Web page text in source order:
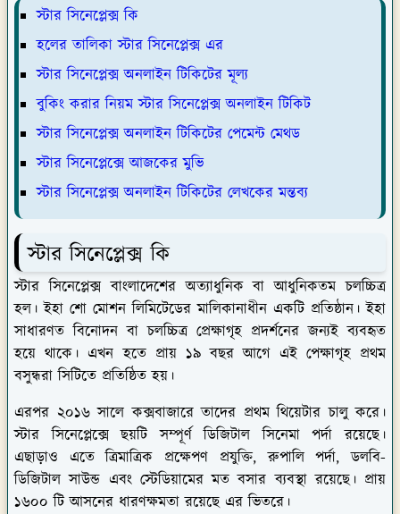
স্টার সিনেপ্লেক্স কি
হলের তালিকা স্টার সিনেপ্লেক্স এর
স্টার সিনেপ্লেক্স অনলাইন টিকিটের মূল্য
বুকিং করার নিয়ম স্টার সিনেপ্লেক্স অনলাইন টিকিট
স্টার সিনেপ্লেক্স অনলাইন টিকিটের পেমেন্ট মেথড
স্টার সিনেপ্লেক্সে আজকের মুভি
স্টার সিনেপ্লেক্স অনলাইন টিকিটের লেখকের মন্তব্য
স্টার সিনেপ্লেক্স কি
স্টার সিনেপ্লেক্স বাংলাদেশের অত্যাধুনিক বা আধুনিকতম চলচ্চিত্র
হল। ইহা শো মোশন লিমিটেডের মালিকানাধীন একটি প্রতিষ্ঠান। ইহা
সাধারণত বিনোদন বা চলচ্চিত্র প্রেক্ষাগৃহ প্রদর্শনের জন্যই ব্যবহৃত
হয়ে থাকে। এখন হতে প্রায় ১৯ বছর আগে এই পেক্ষাগৃহ প্রথম
বসুন্ধরা সিটিতে প্রতিষ্ঠিত হয়।
এরপর ২০১৬ সালে কক্সবাজারে তাদের প্রথম থিয়েটার চালু করে।
স্টার সিনেপ্লেক্সে ছয়টি সম্পূর্ণ ডিজিটাল সিনেমা পর্দা রয়েছে।
এছাড়াও এতে ত্রিমাত্রিক প্রক্ষেপণ প্রযুক্তি, রুপালি পর্দা, ডলবি-
ডিজিটাল সাউন্ড এবং স্টেডিয়ামের মত বসার ব্যবস্থা রয়েছে। প্রায়
১৬০০ টি আসনের ধারণক্ষমতা রয়েছে এর ভিতরে।